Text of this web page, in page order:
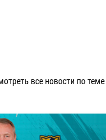
все новости по теме